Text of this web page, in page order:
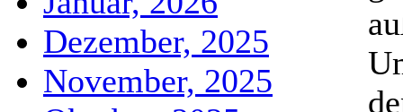
Dezember, 2025
November, 2025